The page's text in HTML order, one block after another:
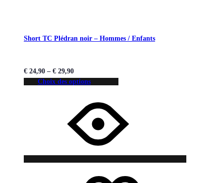
Short TC Plédran noir – Hommes / Enfants
€ 24,90 – € 29,90
Choix des options